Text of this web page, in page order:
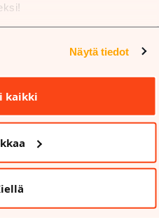
Näytä tiedot
kaikki